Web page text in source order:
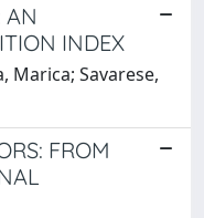
AN
INDEX
Marica; Savarese,
FROM